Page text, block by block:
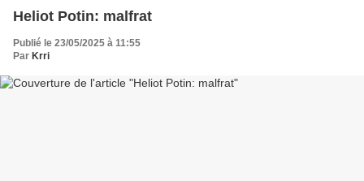
Heliot Potin: malfrat
Publié le 23/05/2025 à 11:55
Par Krri